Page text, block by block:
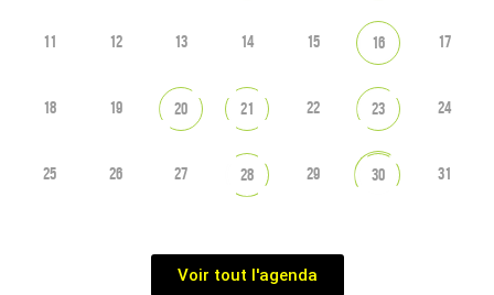
11 12 13 14 15 16 17
18 19 20 21 22 23 24
25 26 27 28 29 30 31
Voir tout l'agenda